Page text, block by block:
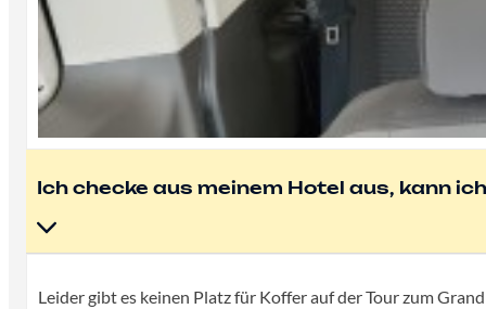
Ich checke aus meinem Hotel aus, kann
Leider gibt es keinen Platz für Koffer auf der Tour zum